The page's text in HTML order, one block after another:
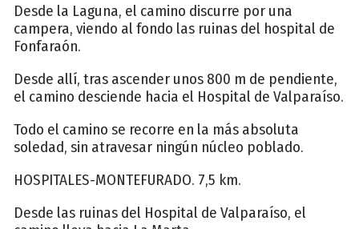
Desde la Laguna, el camino discurre por una
campera, viendo al fondo las ruinas del hospital de
Fonfaraón.
Desde allí, tras ascender unos 800 m de pendiente,
el camino desciende hacia el Hospital de Valparaíso.
Todo el camino se recorre en la más absoluta
soledad, sin atravesar ningún núcleo poblado.
HOSPITALES-MONTEFURADO. 7,5 km.
Desde las ruinas del Hospital de Valparaíso, el